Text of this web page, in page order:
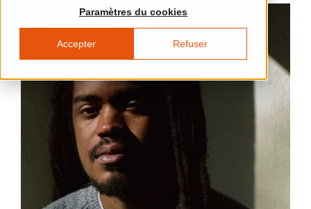
Paramètres du cookies
Accepter Refuser